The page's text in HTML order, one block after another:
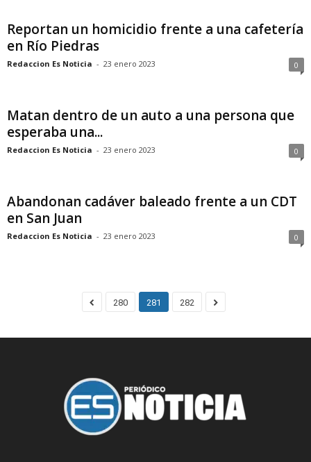
Reportan un homicidio frente a una cafetería
en Río Piedras
Redaccion Es Noticia - 23 enero 2023 0
Matan dentro de un auto a una persona que
esperaba una...
Redaccion Es Noticia - 23 enero 2023 0
Abandonan cadáver baleado frente a un CDT
en San Juan
Redaccion Es Noticia - 23 enero 2023 0
280 281 282